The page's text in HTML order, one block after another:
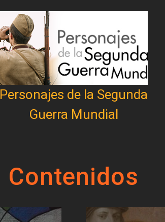
Personajes de la Segunda
Guerra Mundial
Contenidos